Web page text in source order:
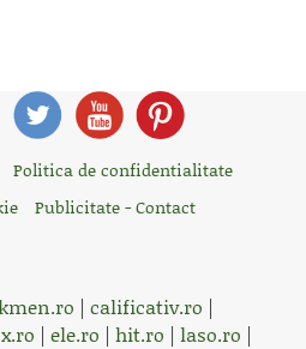
Politica de confidentialitate
Publicitate - Contact
| calificativ.ro |
| ele.ro | hit.ro | laso.ro |